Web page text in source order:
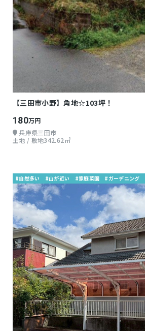
【三田市小野】角地☆103坪！
180万円
兵庫県三田市
土地 / 敷地342.62㎡
#自然多い #山が近い #家庭菜園 #ガーデニング